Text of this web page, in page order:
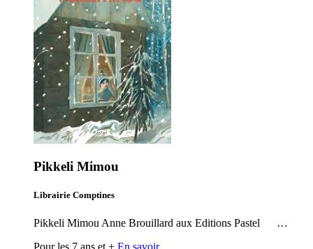
Pikkeli Mimou
Librairie Comptines
Pikkeli Mimou Anne Brouillard aux Editions Pastel …
Pour les 7 ans et + En savoir